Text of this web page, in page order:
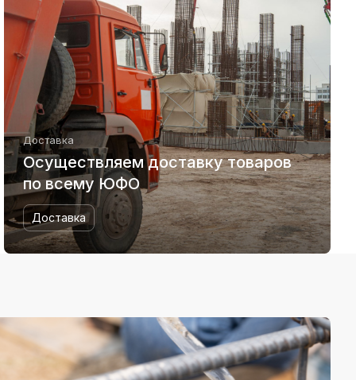
Доставка
Осуществляем доставку товаров
по всему ЮФО
Доставка